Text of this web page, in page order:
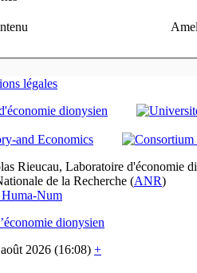
légales
Rieucau, Laboratoire d'économie
de la Recherche (ANR)
Num
dionysien
2026 (16:08) +